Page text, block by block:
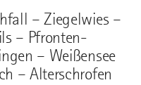
– Ziegelwies –
– Pfronten-
– Weißensee
– Alterschrofen